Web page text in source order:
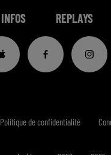
INFOS REPLAYS
Politique de confidentialité